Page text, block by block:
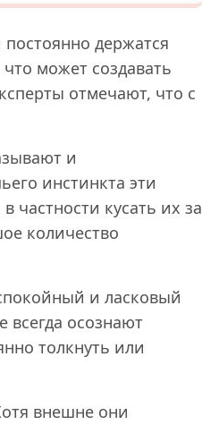
держатся
может создавать
отмечают, что с
и
инстинкта эти
частности кусать их за
количество
и ласковый
всегда осознают
толкнуть или
внешне они